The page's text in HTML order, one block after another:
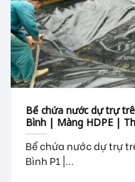
Bể chứa nước dự trự
Bình | Màng HDPE |
Bể chứa nước dự trự
Bình P1 |...